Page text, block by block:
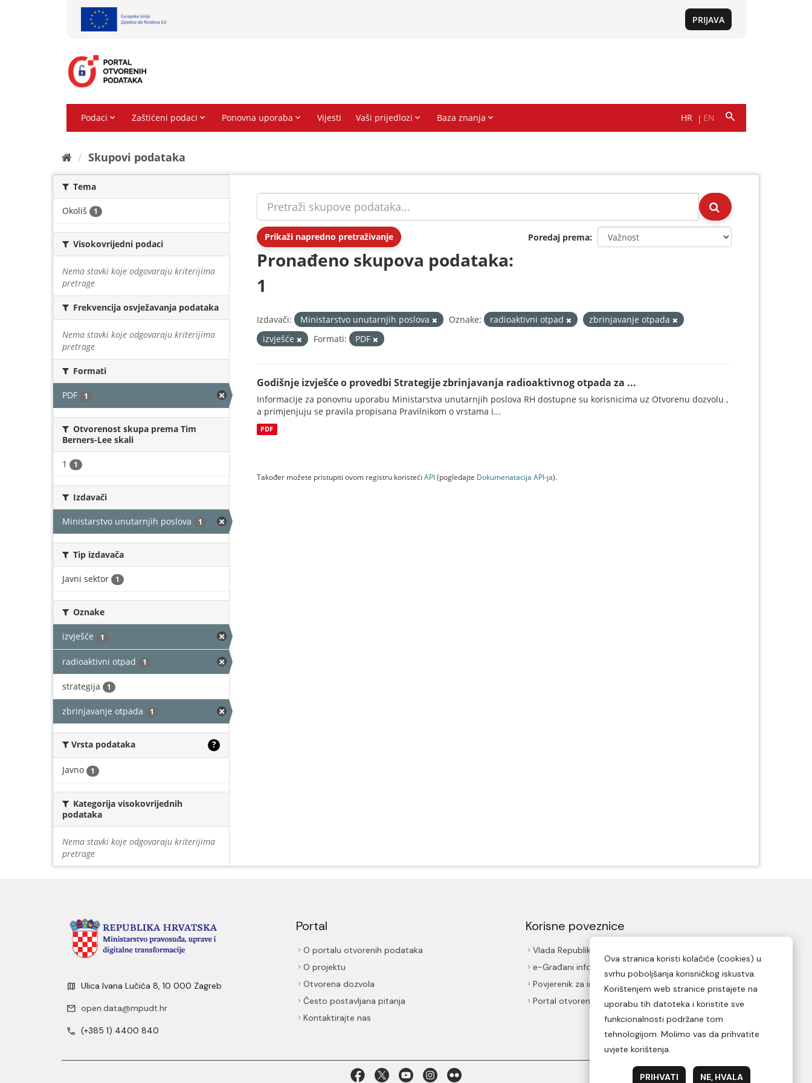
Skupovi podаtаkа
Tema
Okoliš 1
Visokovrijedni podaci
Nema stavki koje odgovaraju kriterijima
pretrage
Frekvencija osvježavanja podataka
Nema stavki koje odgovaraju kriterijima
pretrage
Formati
PDF 1
Otvorenost skupa prema Tim
Berners-Lee skali
1 1
Izdavači
Ministarstvo unutarnjih poslova 1
Tip izdavača
Javni sektor 1
Oznake
izvješće 1
radioaktivni otpad 1
strategija 1
zbrinjavanje otpada 1
Vrsta podataka ?
Javno 1
Kategorija visokovrijednih
podataka
Nema stavki koje odgovaraju kriterijima
pretrage
Prikaži napredno pretraživanje Poredaj prema
Pronađeno skupova podataka:
1
Izdavači: Ministarstvo unutarnjih poslova Oznake: radioaktivni otpad
zbrinjavanje otpada
izvješće
Formati: PDF
Godišnje izvješće o provedbi Strategije zbrinjavanja radioaktivnog otpada za ...
Informacije za ponovnu uporabu Ministarstva unutarnjih poslova RH dostupne su korisnicima uz Otvorenu dozvolu ,
a primjenjuju se pravila propisana Pravilnikom o vrstama i...
PDF
Također možete pristupiti ovom registru koristeći API(pogledajte Dokumenаtаcijа API-jа).